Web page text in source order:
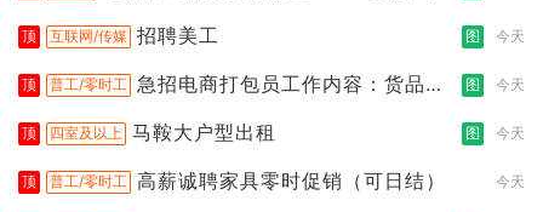
顶 互联网/传媒 招聘美工 图 今天
顶 普工/零时工 急招电商打包员工作内容：货品分
图 今天
顶 四室及以上 马鞍大户型出租 图 今天
顶 普工/零时工 高薪诚聘家具零时促销（可日结） 今天